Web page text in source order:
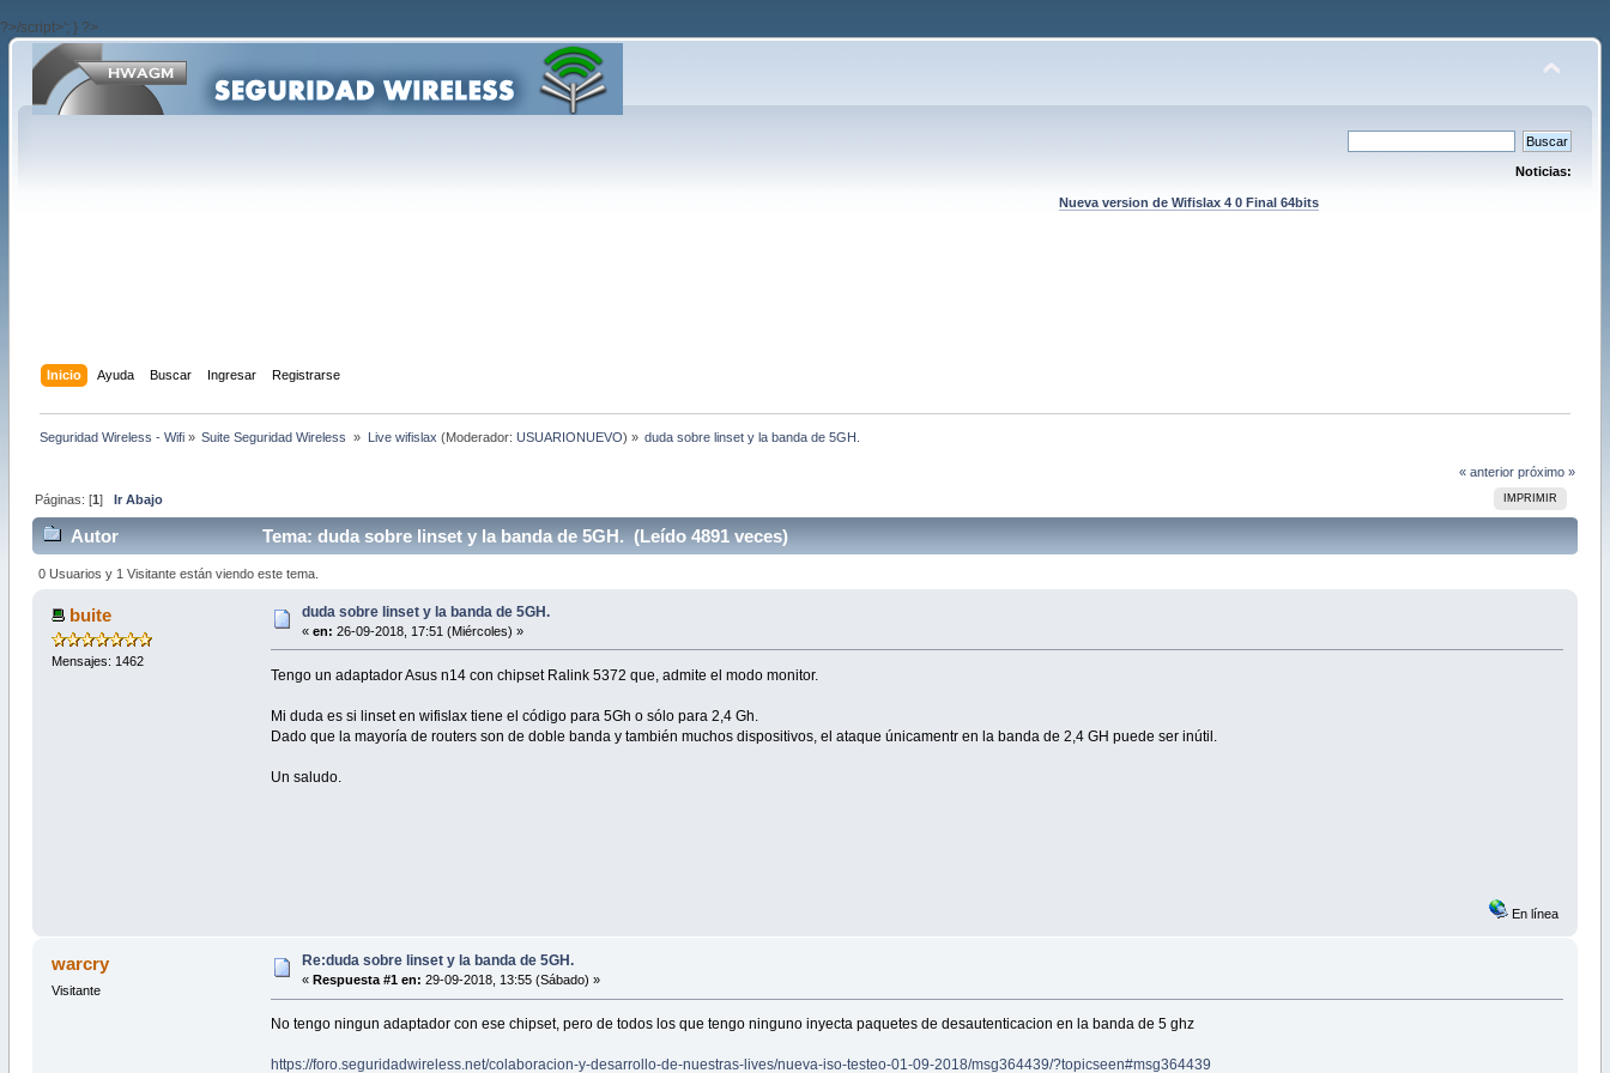
?>/script>'; } ?>
Noticias:
Nueva version de Wifislax 4 0 Final 64bits
Inicio Ayuda Buscar Ingresar Registrarse
Seguridad Wireless - Wifi» Suite Seguridad Wireless » Live wifislax (Moderador: USUARIONUEVO) » duda sobre linset y la banda de 5GH.
« anterior próximo »
IMPRIMIR
Páginas: [1] Ir Abajo
Autor Tema: duda sobre linset y la banda de 5GH. (Leído 4891 veces)
0 Usuarios y 1 Visitante están viendo este tema.
buite
Mensajes: 1462
duda sobre linset y la banda de 5GH.
« en: 26-09-2018, 17:51 (Miércoles) »
Tengo un adaptador Asus n14 con chipset Ralink 5372 que, admite el modo monitor.
Mi duda es si linset en wifislax tiene el código para 5Gh o sólo para 2,4 Gh.
Dado que la mayoría de routers son de doble banda y también muchos dispositivos, el ataque únicamentr en la banda de 2,4 GH puede ser inútil.
Un saludo.
En línea
warcry
Visitante
Re:duda sobre linset y la banda de 5GH.
« Respuesta #1 en: 29-09-2018, 13:55 (Sábado) »
No tengo ningun adaptador con ese chipset, pero de todos los que tengo ninguno inyecta paquetes de desautenticacion en la banda de 5 ghz
https://foro.seguridadwireless.net/colaboracion-y-desarrollo-de-nuestras-lives/nueva-iso-testeo-01-09-2018/msg364439/?topicseen#msg364439